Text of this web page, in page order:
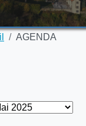
AGENDA